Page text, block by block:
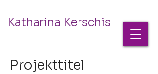
Katharina Kerschis
Projekttitel